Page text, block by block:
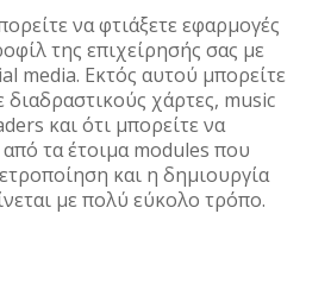
να φτιάξετε εφαρμογές
της επιχείρησής σας με
media. Εκτός αυτού μπορείτε
χάρτες, music
και ότι μπορείτε να
τα έτοιμα modules που
και η δημιουργία
με πολύ εύκολο τρόπο.